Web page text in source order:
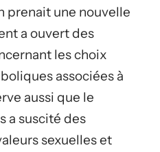
prenait une nouvelle
a ouvert des
les choix
associées à
aussi que le
a suscité des
sexuelles et